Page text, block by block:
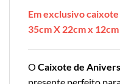
Em exclusivo
35cm X 22cm x 12cm
O Caixote de